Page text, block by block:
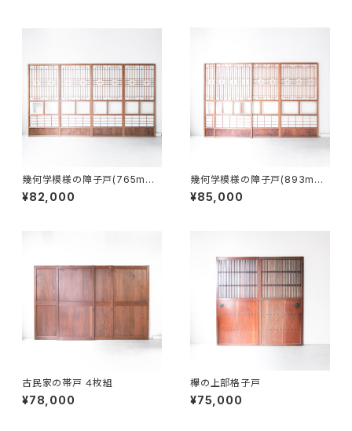
幾何学模様の障子戸(765mm)
４枚組
¥82,000
幾何学模様の障子戸(893mm)
４枚組
¥85,000
古民家の帯戸 ４枚組
¥78,000
欅の上部格子戸
¥75,000